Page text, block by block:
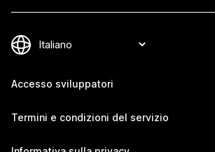
Accesso sviluppatori
Termini e condizioni del servizio